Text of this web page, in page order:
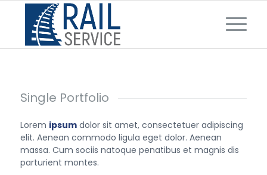
Single Portfolio
Lorem ipsumdolor sit amet, consectetuer adipiscing
elit. Aenean commodo ligula eget dolor. Aenean
massa. Cum sociis natoque penatibus et magnis dis
parturient montes.